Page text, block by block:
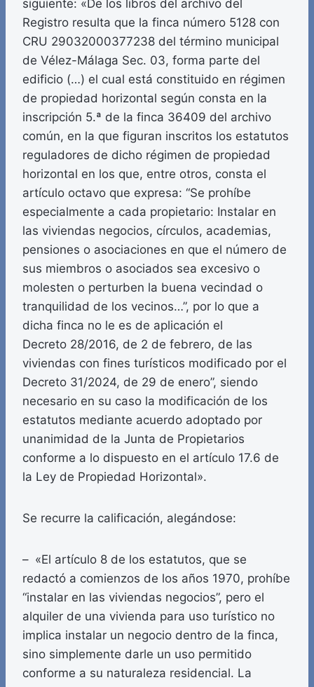
siguiente: «De los libros del archivo del
Registro resulta que la finca número 5128 con
CRU 29032000377238 del término municipal
de Vélez-Málaga Sec. 03, forma parte del
edificio (…) el cual está constituido en régimen
de propiedad horizontal según consta en la
inscripción 5.ª de la finca 36409 del archivo
común, en la que figuran inscritos los estatutos
reguladores de dicho régimen de propiedad
horizontal en los que, entre otros, consta el
artículo octavo que expresa: “Se prohíbe
especialmente a cada propietario: Instalar en
las viviendas negocios, círculos, academias,
pensiones o asociaciones en que el número de
sus miembros o asociados sea excesivo o
molesten o perturben la buena vecindad o
tranquilidad de los vecinos…”, por lo que a
dicha finca no le es de aplicación el
Decreto 28/2016, de 2 de febrero, de las
viviendas con fines turísticos modificado por el
Decreto 31/2024, de 29 de enero”, siendo
necesario en su caso la modificación de los
estatutos mediante acuerdo adoptado por
unanimidad de la Junta de Propietarios
conforme a lo dispuesto en el artículo 17.6 de
la Ley de Propiedad Horizontal».
Se recurre la calificación, alegándose:
– «El artículo 8 de los estatutos, que se
redactó a comienzos de los años 1970, prohíbe
“instalar en las viviendas negocios”, pero el
alquiler de una vivienda para uso turístico no
implica instalar un negocio dentro de la finca,
sino simplemente darle un uso permitido
conforme a su naturaleza residencial. La